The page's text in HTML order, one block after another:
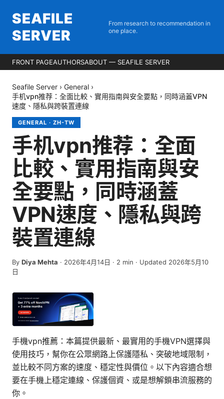
SEAFILE
SERVER
From research to recommendation in
one place.
FRONT PAGEAUTHORSABOUT — SEAFILE SERVER
Seafile Server › General ›
手机vpn推荐：全面比較、實用指南與安全要點，同時涵蓋VPN
速度、隱私與跨裝置連線
GENERAL · ZH-TW
手机vpn推荐：全面
比較、實用指南與安
全要點，同時涵蓋
VPN速度、隱私與跨
裝置連線
By Diya Mehta · 2026年4月14日 · 2 min · Updated 2026年5月10
日
手機vpn推薦：本篇提供最新、最實用的手機VPN選擇與
使用技巧，幫你在公眾網路上保護隱私、突破地域限制，
並比較不同方案的速度、穩定性與價位。以下內容適合想
要在手機上穩定連線、保護個資、或是想解鎖串流服務的
你。